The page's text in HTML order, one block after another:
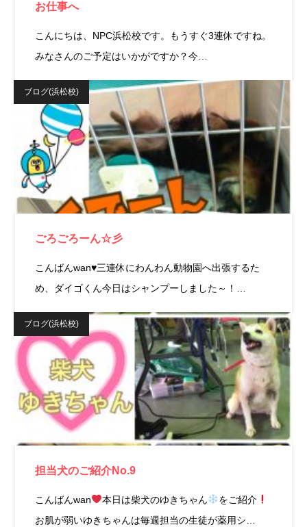
お仕事へ
こんにちは、NPC浜松校です。もうすぐ3連休ですね。
みなさんのご予定はいかがですか？今…
ブログ(浜松校)
ごろごろーん☆彡
こんばんwan♥三連休にわんわん動物園へ出張するた
め、ダイゴくん今日はシャンプーしました～！…
ブログ(浜松校)
担当犬のご紹介No.9
こんばんwan 本日は柴犬のゆきちゃん
をご紹介
お肌が弱いゆきちゃんは毎週担当の生徒が薬用シ…